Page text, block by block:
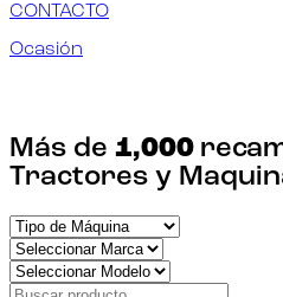
CONTACTO
Ocasión
Más de 1,000
Tractores y